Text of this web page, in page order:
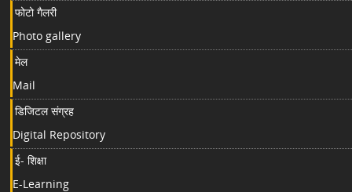
फोटो गैलरी
Photo gallery
मेल
Mail
डिजिटल संग्रह
Digital Repository
ई- शिक्षा
E-Learning